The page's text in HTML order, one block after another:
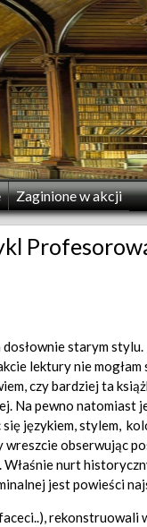
Zaginione w akcji
dosłownie starym
lektury nie mogłam
czy bardziej ta
Na pewno natomiast
językiem, stylem,
obserwując
nurt
jest powieści
rekonstruowali